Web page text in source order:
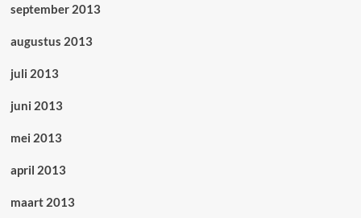
september 2013
augustus 2013
juli 2013
juni 2013
mei 2013
april 2013
maart 2013